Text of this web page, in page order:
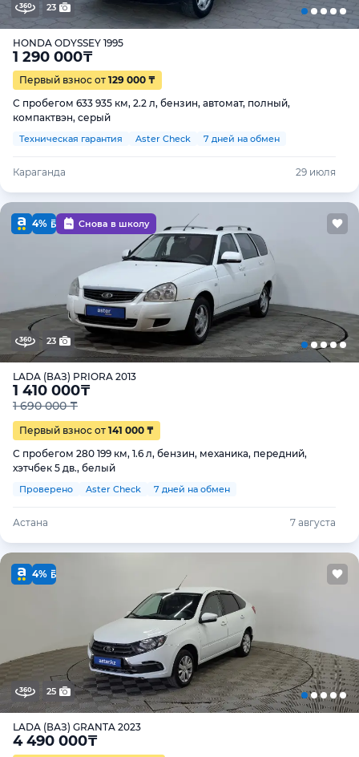
23
HONDA ODYSSEY 1995
1 290 000₸
Первый взнос от 129 000 ₸
С пробегом 633 935 км, 2.2 л, бензин, автомат, полный,
компактвэн, серый
Техническая гарантия Aster Check 7 дней на обмен
Караганда 29 июля
4% Снова в школу
23
LADA (ВАЗ) PRIORA 2013
1 410 000₸
1 690 000 ₸
Первый взнос от 141 000 ₸
С пробегом 280 199 км, 1.6 л, бензин, механика, передний,
хэтчбек 5 дв., белый
Проверено Aster Check 7 дней на обмен
Астана 7 августа
4%
25
LADA (ВАЗ) GRANTA 2023
4 490 000₸